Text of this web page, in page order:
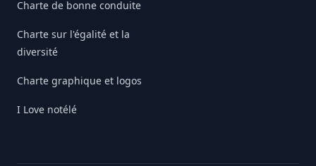
Charte de bonne conduite
Charte sur l'égalité et la
diversité
Charte graphique et logos
I Love notélé